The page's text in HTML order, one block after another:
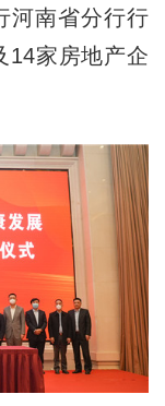
河南省分行行
14家房地产企